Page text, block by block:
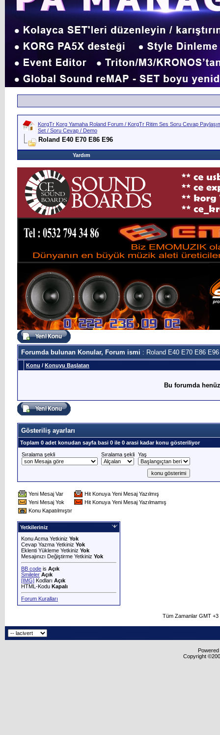
KorgTr Korg Yamaha Roland Forum / KorgTr Ritim Ses Soru Cevap
Set / Soru Cevap / Demo
Roland E40 E70 E86 E96
Yardım
Forumda bulunan Konular, Forum ismi : Roland E40 E70 E86 E96
Konu / Konuyu Başlatan
Bu forumda
Gösteriliş ayarları
Toplam 0 adet konudan sayfa basi 0 ile 0 arasi kadar konu gösteriliyor
Sıralama şekli
Sıralama şekli Yaş
Yeni Mesaj Var
Hit Konuya Yeni Mesaj Yazılmış
Yeni Mesaj Yok
Hit Konuya Yeni Mesaj Yazılmamış
Konu Kapatılmıştır
Yetkileriniz
Konu Acma Yetkiniz Yok
Cevap Yazma Yetkiniz Yok
Eklenti Yükleme Yetkiniz Yok
Mesajınızı Değiştirme Yetkiniz Yok
BB code is Açık
Smileler Açık
[IMG] Kodları Açık
HTML-Kodu Kapalı
Forum Kuralları
Tüm Zamanlar GMT
Copyright